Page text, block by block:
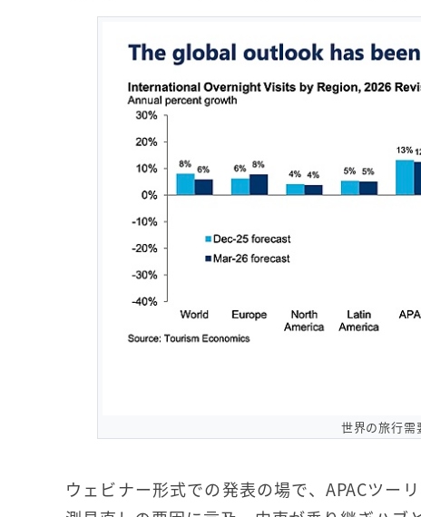
世界の旅行需
ウェビナー形式での発表の場で、APACツー